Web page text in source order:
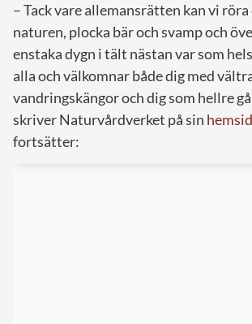
– Tack vare allemansrätten kan vi
naturen, plocka bär och svamp och
enstaka dygn i tält nästan var som
alla och välkomnar både dig med
vandringskängor och dig som hellre
skriver Naturvårdverket på sin
fortsätter: